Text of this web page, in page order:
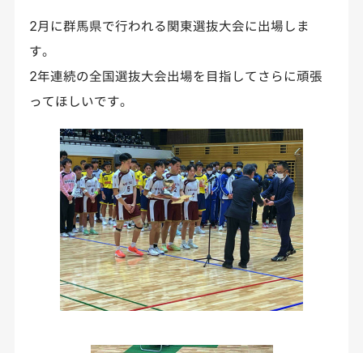
2月に群馬県で行われる関東選抜大会に出場しま
す。
2年連続の全国選抜大会出場を目指してさらに頑張
ってほしいです。